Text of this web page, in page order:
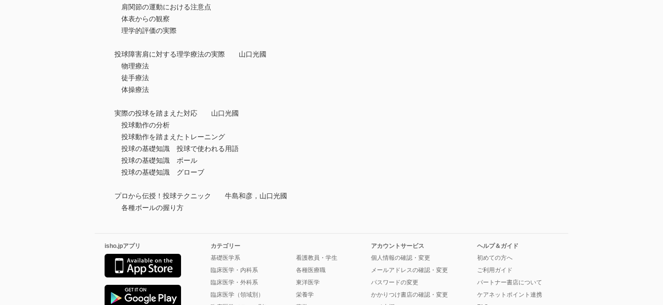
肩関節の運動における注意点
体表からの観察
理学的評価の実際
投球障害肩に対する理学療法の実際 山口光國
物理療法
徒手療法
体操療法
実際の投球を踏まえた対応 山口光國
投球動作の分析
投球動作を踏まえたトレーニング
投球の基礎知識 投球で使われる用語
投球の基礎知識 ボール
投球の基礎知識 グローブ
プロから伝授！投球テクニック 牛島和彦，山口光國
各種ボールの握り方
isho.jpアプリ
カテゴリー
基礎医学系
臨床医学・内科系
臨床医学・外科系
臨床医学（領域別）
看護教員・学生
各種医療職
東洋医学
栄養学
アカウントサービス
個人情報の確認・変更
メールアドレスの確認・変更
パスワードの変更
かかりつけ書店の確認・変更
ヘルプ＆ガイド
初めての方へ
ご利用ガイド
パートナー書店について
ケアネットポイント連携